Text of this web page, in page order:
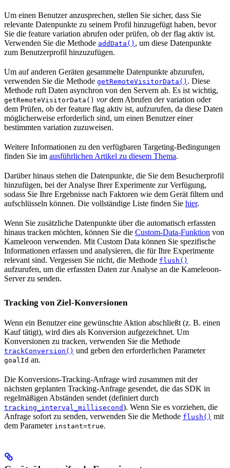
Um einen Benutzer anzusprechen, stellen Sie sicher, dass Sie
relevante Datenpunkte zu seinem Profil hinzugefügt haben, bevor
Sie die feature variation abrufen oder prüfen, ob der flag aktiv ist.
Verwenden Sie die Methode addData() , um diese Datenpunkte
zum Benutzerprofil hinzuzufügen.
Um auf anderen Geräten gesammelte Datenpunkte abzurufen,
verwenden Sie die Methode getRemoteVisitorData() . Diese
Methode ruft Daten asynchron von den Servern ab. Es ist wichtig,
getRemoteVisitorData() vordem Abrufen der variation oder
dem Prüfen, ob der feature flag aktiv ist, aufzurufen, da diese Daten
möglicherweise erforderlich sind, um einen Benutzer einer
bestimmten variation zuzuweisen.
Weitere Informationen zu den verfügbaren Targeting-Bedingungen
finden Sie im ausführlichen Artikel zu diesem Thema.
Darüber hinaus stehen die Datenpunkte, die Sie dem Besucherprofil
hinzufügen, bei der Analyse Ihrer Experimente zur Verfügung,
sodass Sie Ihre Ergebnisse nach Faktoren wie dem Gerät filtern und
aufschlüsseln können. Die vollständige Liste finden Sie hier.
Wenn Sie zusätzliche Datenpunkte über die automatisch erfassten
hinaus tracken möchten, können Sie die Custom-Data-Funktion von
Kameleoon verwenden. Mit Custom Data können Sie spezifische
Informationen erfassen und analysieren, die für Ihre Experimente
relevant sind. Vergessen Sie nicht, die Methode flush()
aufzurufen, um die erfassten Daten zur Analyse an die Kameleoon-
Server zu senden.
Tracking von Ziel-Konversionen
Wenn ein Benutzer eine gewünschte Aktion abschließt (z. B. einen
Kauf tätigt), wird dies als Konversion aufgezeichnet. Um
Konversionen zu tracken, verwenden Sie die Methode
trackConversion() und geben den erforderlichen Parameter
goalId an.
Die Konversions-Tracking-Anfrage wird zusammen mit der
nächsten geplanten Tracking-Anfrage gesendet, die das SDK in
regelmäßigen Abständen sendet (definiert durch
tracking_interval_millisecond). Wenn Sie es vorziehen, die
Anfrage sofort zu senden, verwenden Sie die Methode flush() mit
dem Parameter instant=true.